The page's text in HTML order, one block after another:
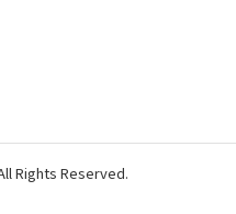
Rights Reserved.